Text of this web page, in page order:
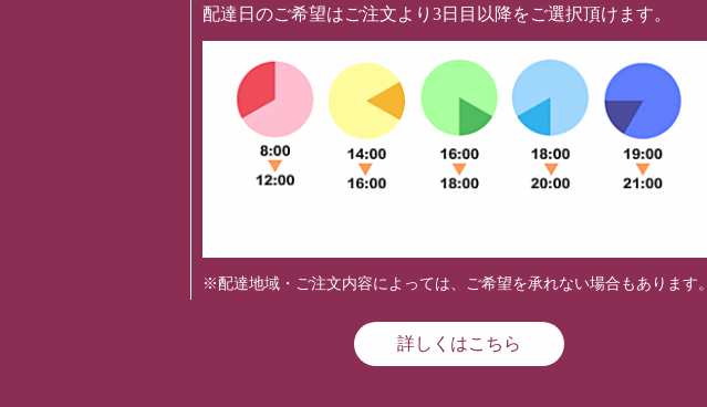
配達日のご希望はご注文より3日目以降をご選択頂けます。
※配達地域・ご注文内容によっては、ご希望を承れない場合もあります。
詳しくはこちら